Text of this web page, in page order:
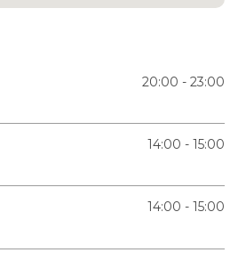
20:00 - 23:00
14:00 - 15:00
14:00 - 15:00